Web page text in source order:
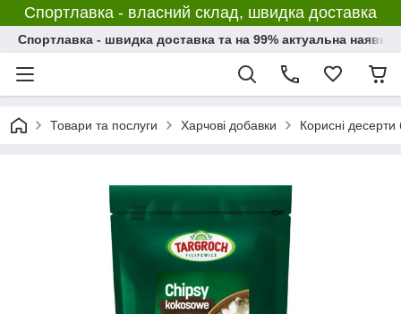
Спортлавка - власний склад, швидка доставка
Спортлавка - швидка доставка та на 99% актуальна
Товари та послуги Харчові добавки Корисні десерти